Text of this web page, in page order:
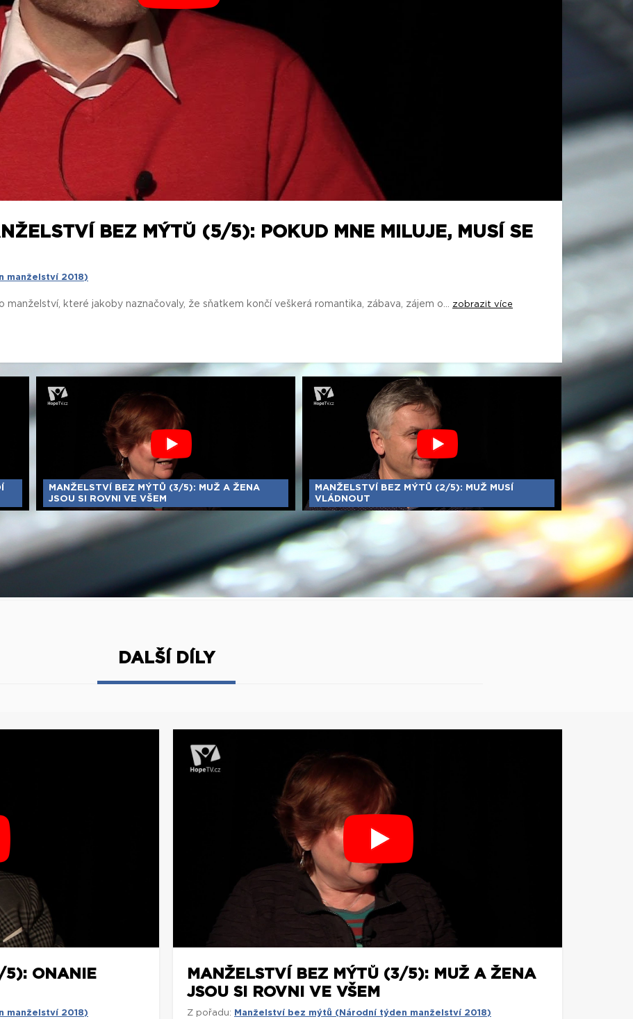
BEZ MÝTŮ (5/5): POKUD MNE MILUJE, MUSÍ SE
manželství 2018)
které jakoby naznačovaly, že sňatkem končí veškerá romantika, zábava, zájem o... zobrazit více
MANŽELSTVÍ BEZ MÝTŮ (3/5): MUŽ A ŽENA
JSOU SI ROVNI VE VŠEM
MANŽELSTVÍ BEZ MÝTŮ (2/5): MUŽ MUSÍ
VLÁDNOUT
DALŠÍ DÍLY
5): ONANIE
manželství 2018)
MANŽELSTVÍ BEZ MÝTŮ (3/5): MUŽ A ŽENA
JSOU SI ROVNI VE VŠEM
Z pořadu: Manželství bez mýtů (Národní týden manželství 2018)